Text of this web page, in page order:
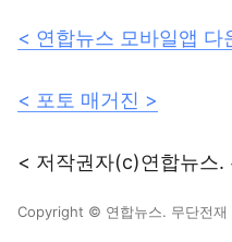
< 연합뉴스 모바일앱 다
< 포토 매거진 >
< 저작권자(c)연합뉴스.
Copyright © 연합뉴스. 무단전재